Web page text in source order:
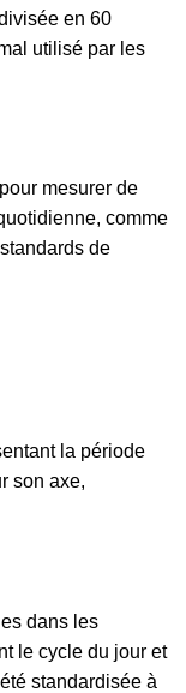
en 60
utilisé par les
mesurer de
comme
de
la période
son axe,
dans les
le cycle du jour et
standardisée à